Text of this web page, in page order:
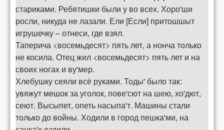
стариками. Ребятишки были у во всех. Хоро'ши
росли, никуда не лазали. Ели [Если] притошшыт
игрушечку – отнеси, где взял.
Таперича <восемьдесят> пять лет, а нонча только
не косила. Отец жил <восемьдесят> пять лет и на
своих ногах и ву'мер.
Хлебушку сеяли всё руками. Тоды' было так:
увяжут мешок за уголок, пове'сют на шею, хо'дют,
сеют. Высыпет, опеть насыпа'т. Машины стали
только до войны. Ходили в город пешка'ми, на